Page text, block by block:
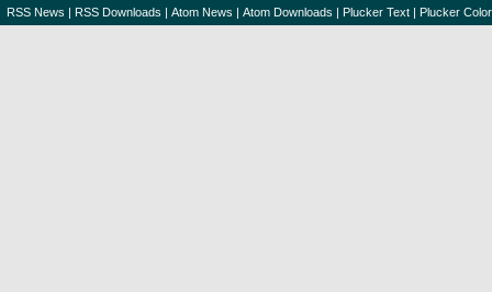
RSS News | RSS Downloads | Atom News | Atom Downloads | Plucker Text | Plucker Color